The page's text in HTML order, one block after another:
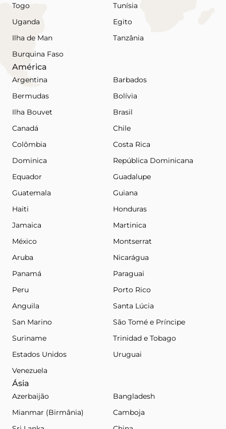
Togo
Tunísia
Uganda
Egito
Ilha de Man
Tanzânia
Burquina Faso
América
Argentina
Barbados
Bermudas
Bolívia
Ilha Bouvet
Brasil
Canadá
Chile
Colômbia
Costa Rica
Dominica
República Dominicana
Equador
Guadalupe
Guatemala
Guiana
Haiti
Honduras
Jamaica
Martinica
México
Montserrat
Aruba
Nicarágua
Panamá
Paraguai
Peru
Porto Rico
Anguila
Santa Lúcia
San Marino
São Tomé e Príncipe
Suriname
Trinidad e Tobago
Estados Unidos
Uruguai
Venezuela
Ásia
Azerbaijão
Bangladesh
Mianmar (Birmânia)
Camboja